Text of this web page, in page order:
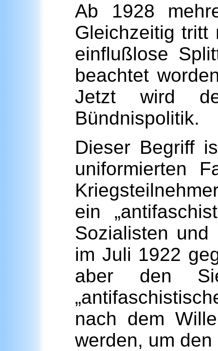
Ab 1928
Gleichzeitig
einflußlose
beachtet
Jetzt wird der
Bündnispolitik.
Dieser Begriff
uniformierten
ein
Sozialisten und
im Juli 1922
aber den
nach dem
werden, um